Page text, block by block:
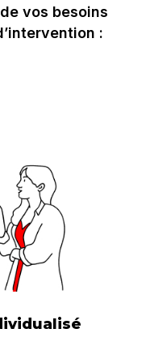
vos besoins
: